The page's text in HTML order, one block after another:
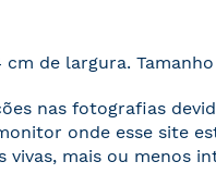
de largura.
nas fotografias
onde esse site
vivas, mais ou menos